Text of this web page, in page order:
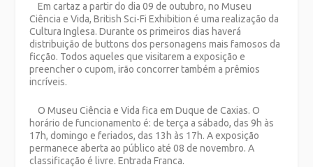
Em cartaz a partir do dia 09 de outubro, no Museu
Ciência e Vida, British Sci-Fi Exhibition é uma realização da
Cultura Inglesa. Durante os primeiros dias haverá
distribuição de buttons dos personagens mais famosos da
ficção. Todos aqueles que visitarem a exposição e
preencher o cupom, irão concorrer também a prêmios
incríveis.
O Museu Ciência e Vida fica em Duque de Caxias. O
horário de funcionamento é: de terça a sábado, das 9h às
17h, domingo e feriados, das 13h às 17h. A exposição
permanece aberta ao público até 08 de novembro. A
classificação é livre. Entrada Franca.